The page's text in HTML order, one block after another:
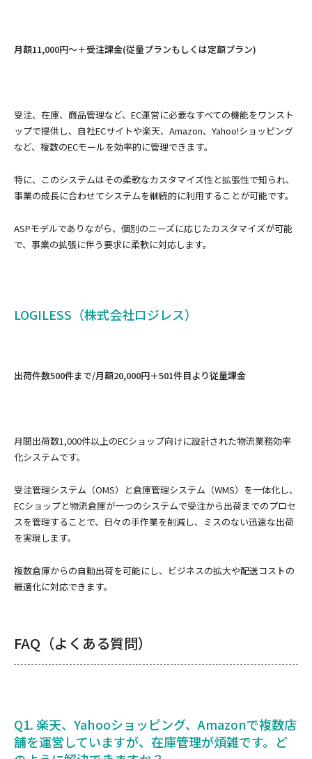
月額11,000円～＋受注課金(従量プランもしくは定額プラン)
受注、在庫、商品管理など、EC運営に必要なすべての機能をワンスト
ップで提供し、自社ECサイトや楽天、Amazon、Yahoo!ショッピング
など、複数のECモールを効率的に管理できます。
特に、このシステムはその柔軟なカスタマイズ性と拡張性で知られ、
事業の成長に合わせてシステムを継続的に利用することが可能です。
ASPモデルでありながら、個別のニーズに応じたカスタマイズが可能
で、事業の拡張に伴う要求に柔軟に対応します。
LOGILESS（株式会社ロジレス）
出荷件数500件まで/月額20,000円＋501件目より従量課金
月間出荷数1,000件以上のECショップ向けに設計された物流業務効率
化システムです。
受注管理システム（OMS）と倉庫管理システム（WMS）を一体化し、
ECショップと物流倉庫が一つのシステムで受注から出荷までのプロセ
スを管理することで、日々の手作業を削減し、ミスのない迅速な出荷
を実現します。
複数倉庫からの自動出荷を可能にし、ビジネスの拡大や配送コストの
最適化に対応できます。
FAQ（よくある質問）
Q1. 楽天、Yahooショッピング、Amazonで複数店
舗を運営していますが、在庫管理が煩雑です。ど